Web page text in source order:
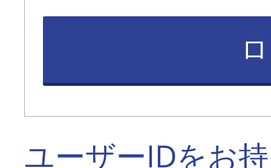
ユーザーIDをお